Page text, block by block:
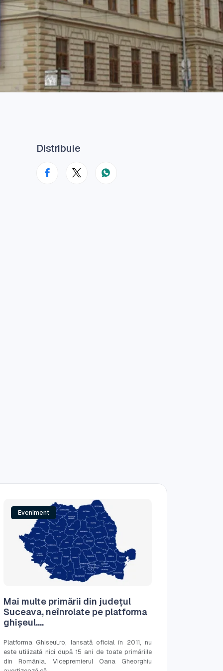
Distribuie
Eveniment
Mai multe primării din județul
Suceava, neînrolate pe platforma
ghișeul....
Platforma Ghiseul.ro, lansată oficial în 2011, nu
este utilizată nici după 15 ani de toate primăriile
din România. Vicepremierul Oana Gheorghiu